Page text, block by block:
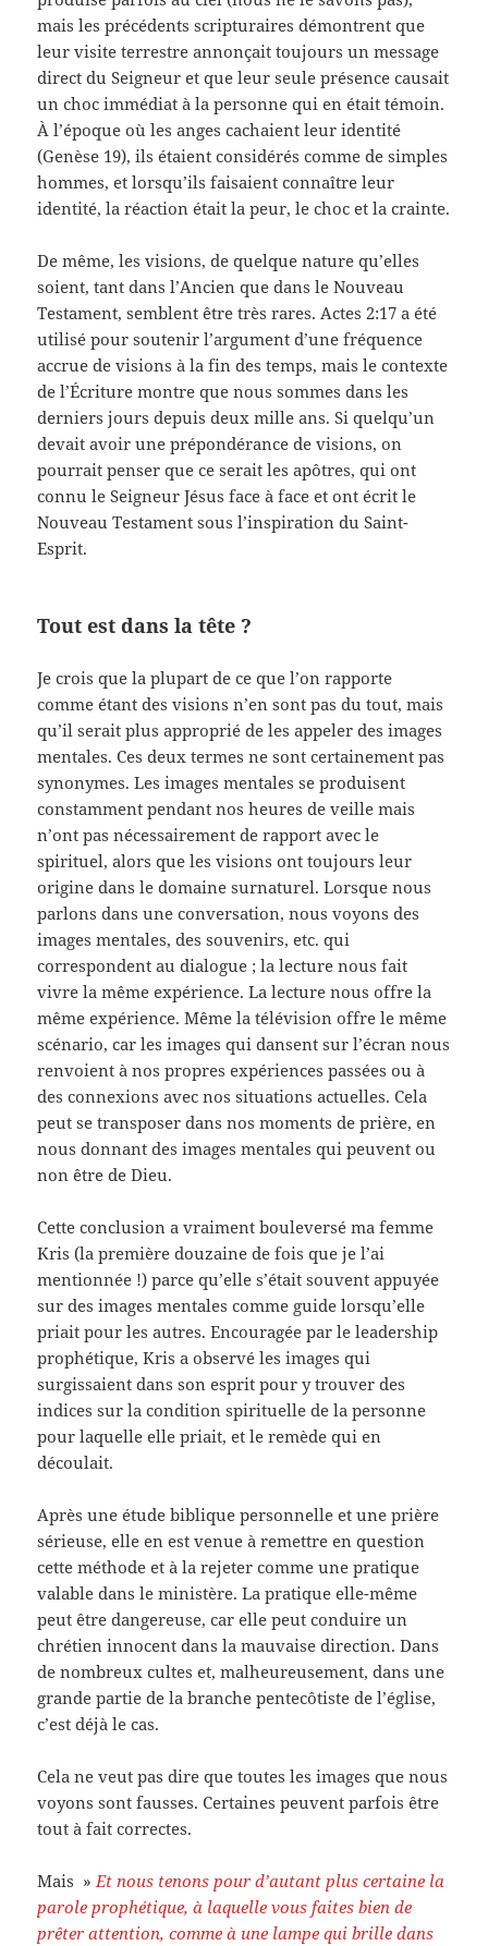
mais les précédents scripturaires démontrent que
leur visite terrestre annonçait toujours un message
direct du Seigneur et que leur seule présence causait
un choc immédiat à la personne qui en était témoin.
À l’époque où les anges cachaient leur identité
(Genèse 19), ils étaient considérés comme de simples
hommes, et lorsqu’ils faisaient connaître leur
identité, la réaction était la peur, le choc et la crainte.
De même, les visions, de quelque nature qu’elles
soient, tant dans l’Ancien que dans le Nouveau
Testament, semblent être très rares. Actes 2:17 a été
utilisé pour soutenir l’argument d’une fréquence
accrue de visions à la fin des temps, mais le contexte
de l’Écriture montre que nous sommes dans les
derniers jours depuis deux mille ans. Si quelqu’un
devait avoir une prépondérance de visions, on
pourrait penser que ce serait les apôtres, qui ont
connu le Seigneur Jésus face à face et ont écrit le
Nouveau Testament sous l’inspiration du Saint-
Esprit.
Tout est dans la tête ?
Je crois que la plupart de ce que l’on rapporte
comme étant des visions n’en sont pas du tout, mais
qu’il serait plus approprié de les appeler des images
mentales. Ces deux termes ne sont certainement pas
synonymes. Les images mentales se produisent
constamment pendant nos heures de veille mais
n’ont pas nécessairement de rapport avec le
spirituel, alors que les visions ont toujours leur
origine dans le domaine surnaturel. Lorsque nous
parlons dans une conversation, nous voyons des
images mentales, des souvenirs, etc. qui
correspondent au dialogue ; la lecture nous fait
vivre la même expérience. La lecture nous offre la
même expérience. Même la télévision offre le même
scénario, car les images qui dansent sur l’écran nous
renvoient à nos propres expériences passées ou à
des connexions avec nos situations actuelles. Cela
peut se transposer dans nos moments de prière, en
nous donnant des images mentales qui peuvent ou
non être de Dieu.
Cette conclusion a vraiment bouleversé ma femme
Kris (la première douzaine de fois que je l’ai
mentionnée !) parce qu’elle s’était souvent appuyée
sur des images mentales comme guide lorsqu’elle
priait pour les autres. Encouragée par le leadership
prophétique, Kris a observé les images qui
surgissaient dans son esprit pour y trouver des
indices sur la condition spirituelle de la personne
pour laquelle elle priait, et le remède qui en
découlait.
Après une étude biblique personnelle et une prière
sérieuse, elle en est venue à remettre en question
cette méthode et à la rejeter comme une pratique
valable dans le ministère. La pratique elle-même
peut être dangereuse, car elle peut conduire un
chrétien innocent dans la mauvaise direction. Dans
de nombreux cultes et, malheureusement, dans une
grande partie de la branche pentecôtiste de l’église,
c’est déjà le cas.
Cela ne veut pas dire que toutes les images que nous
voyons sont fausses. Certaines peuvent parfois être
tout à fait correctes.
Mais »Et nous tenons pour d’autant plus certaine la
parole prophétique, à laquelle vous faites bien de
prêter attention, comme à une lampe qui brille dans